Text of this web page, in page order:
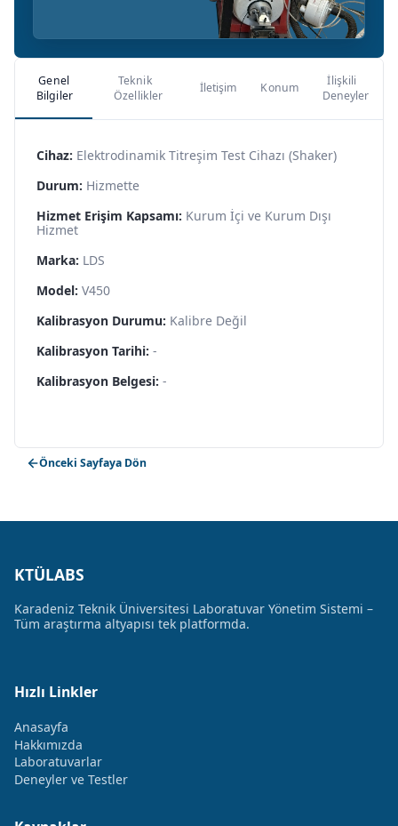
Genel
Bilgiler
Teknik
Özellikler
İletişim Konum
İlişkili
Deneyler
Cihaz: Elektrodinamik Titreşim Test Cihazı (Shaker)
Durum: Hizmette
Hizmet Erişim Kapsamı: Kurum İçi ve Kurum Dışı
Hizmet
Marka: LDS
Model: V450
Kalibrasyon Durumu: Kalibre Değil
Kalibrasyon Tarihi: -
Kalibrasyon Belgesi: -
Önceki Sayfaya Dön
KTÜLABS
Karadeniz Teknik Üniversitesi Laboratuvar Yönetim Sistemi –
Tüm araştırma altyapısı tek platformda.
Hızlı Linkler
Anasayfa
Hakkımızda
Laboratuvarlar
Deneyler ve Testler